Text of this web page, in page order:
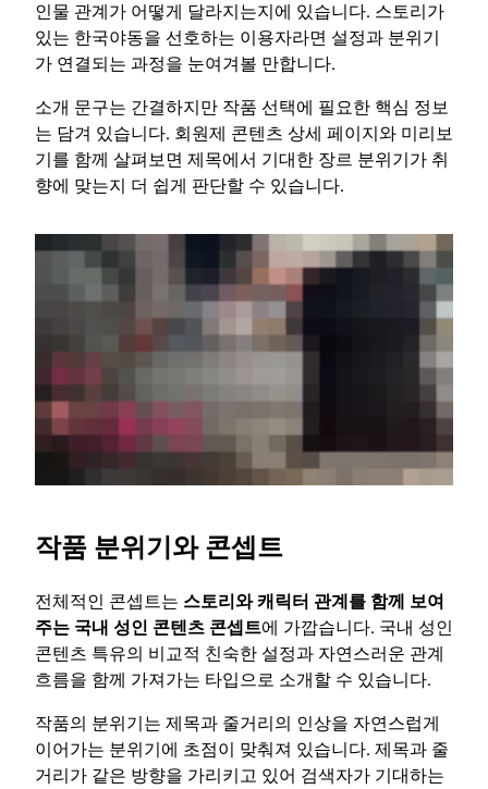
인물 관계가 어떻게 달라지는지에 있습니다. 스토리가
있는 한국야동을 선호하는 이용자라면 설정과 분위기
가 연결되는 과정을 눈여겨볼 만합니다.
소개 문구는 간결하지만 작품 선택에 필요한 핵심 정보
는 담겨 있습니다. 회원제 콘텐츠 상세 페이지와 미리보
기를 함께 살펴보면 제목에서 기대한 장르 분위기가 취
향에 맞는지 더 쉽게 판단할 수 있습니다.
작품 분위기와 콘셉트
전체적인 콘셉트는 스토리와 캐릭터 관계를 함께 보여
주는 국내 성인 콘텐츠 콘셉트에 가깝습니다. 국내 성인
콘텐츠 특유의 비교적 친숙한 설정과 자연스러운 관계
흐름을 함께 가져가는 타입으로 소개할 수 있습니다.
작품의 분위기는 제목과 줄거리의 인상을 자연스럽게
이어가는 분위기에 초점이 맞춰져 있습니다. 제목과 줄
거리가 같은 방향을 가리키고 있어 검색자가 기대하는